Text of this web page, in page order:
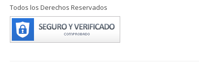
Todos los Derechos Reservados